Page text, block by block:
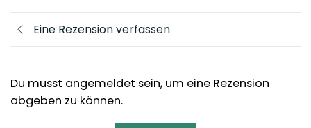
Eine Rezension verfassen
Du musst angemeldet sein, um eine Rezension
abgeben zu können.